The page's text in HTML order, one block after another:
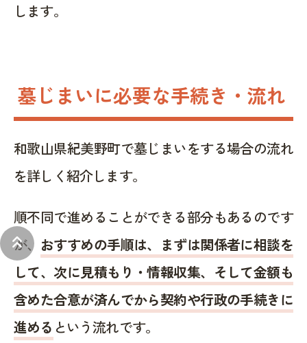
keyboard_double_arrow_up
します。
墓じまいに必要な手続き・流れ
和歌山県紀美野町で墓じまいをする場合の流れ
を詳しく紹介します。
順不同で進めることができる部分もあるのです
が、 おすすめの手順は、まずは関係者に相談を
して、次に見積もり・情報収集、そして金額も
含めた合意が済んでから契約や行政の手続きに
進める という流れです。